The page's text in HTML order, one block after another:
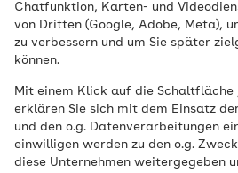
Chatfunktion, Karten- und
von Dritten (Google, Adobe, Meta),
zu verbessern und um Sie später
können.
Mit einem Klick auf die Schaltfläche
erklären Sie sich mit dem Einsatz
und den o.g. Datenverarbeitungen
einwilligen werden zu den o.g.
diese Unternehmen weitergegeben